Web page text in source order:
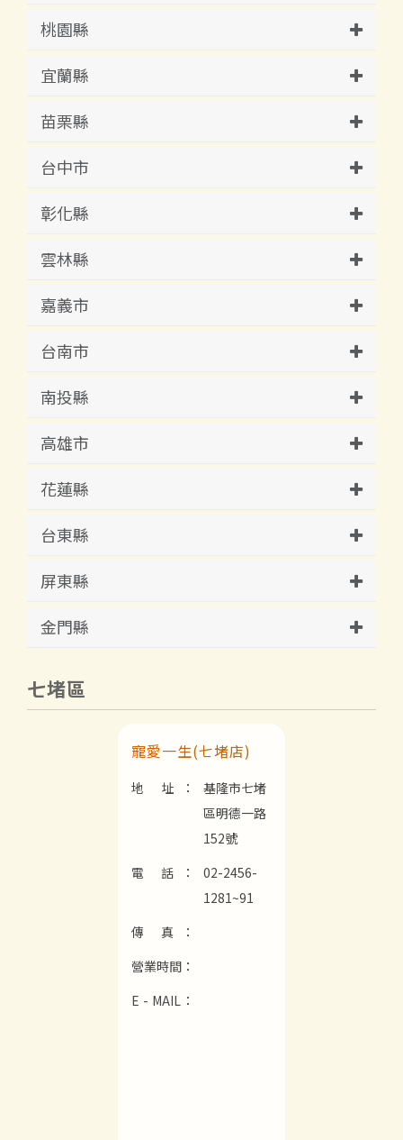
桃園縣
宜蘭縣
苗栗縣
台中市
彰化縣
雲林縣
嘉義市
台南市
南投縣
高雄市
花蓮縣
台東縣
屏東縣
金門縣
七堵區
寵愛一生(七堵店)
地 址：
基隆市七堵
區明德一路
152號
電 話：
02-2456-
1281~91
傳 真：
營業時間：
E - MAIL：